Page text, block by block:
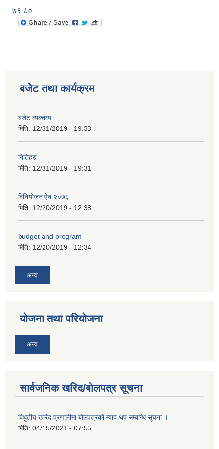
७९-८०
बजेट तथा कार्यक्रम
बजेट व्यक्तव्य
मिति: 12/31/2019 - 19:33
नितिहरु
मिति: 12/31/2019 - 19:31
विनियोजन ऐन २०७६
मिति: 12/20/2019 - 12:38
budget and program
मिति: 12/20/2019 - 12:34
अन्य
योजना तथा परियोजना
अन्य
सार्वजनिक खरिद/बोलपत्र सूचना
विधुतीय खरिद प्रणालीमा बोलपत्रको म्याद थप सम्बन्धि सूचना ।
मिति: 04/15/2021 - 07:55